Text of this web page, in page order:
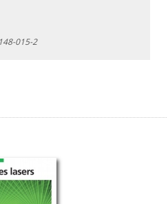
015-2